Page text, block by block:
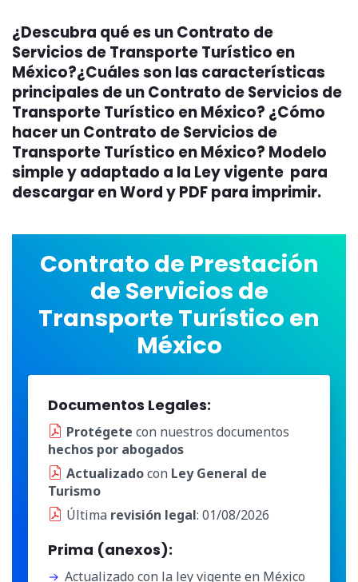
¿Descubra qué es un Contrato de
Servicios de Transporte Turístico en
México?¿Cuáles son las características
principales de un Contrato de Servicios de
Transporte Turístico en México? ¿Cómo
hacer un Contrato de Servicios de
Transporte Turístico en México? Modelo
simple y adaptado a la Ley vigente para
descargar en Word y PDF para imprimir.
Contrato de Prestación
de Servicios de
Transporte Turístico en
México
Documentos Legales:
Protégete con nuestros documentos
hechos por abogados
Actualizadocon Ley General de
Turismo
Última revisión legal: 01/08/2026
Prima (anexos):
Actualizado con la ley vigente en México